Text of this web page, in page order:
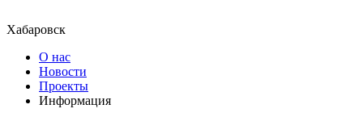
Хабаровск
О нас
Новости
Проекты
Информация